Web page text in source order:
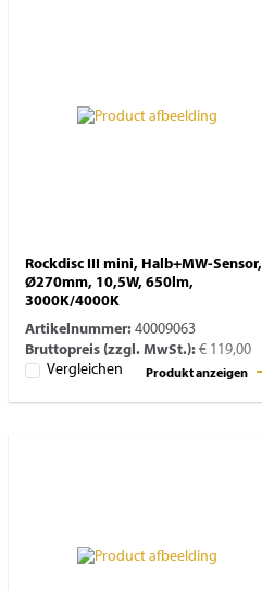
Rockdisc III mini, Halb+MW-Sensor,
Ø270mm, 10,5W, 650lm,
3000K/4000K
Artikelnummer: 40009063
Bruttopreis (zzgl. MwSt.): € 119,00
Vergleichen
Produkt anzeigen